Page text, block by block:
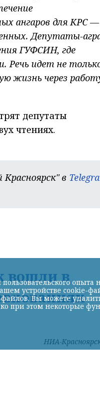
ангаров для КРС
Депутаты-
ГУФСИН, где
Речь идет не
жизнь через
депутаты
чтениях.
в
вошли в
НИА-
опыта
устройстве cookie-
Вы можете
при этом некоторые